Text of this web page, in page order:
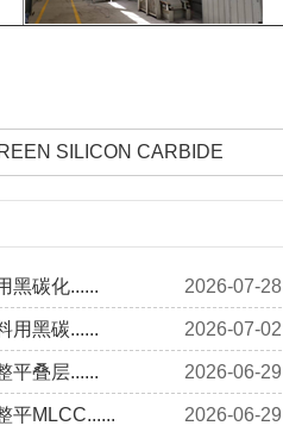
SILICON CARBIDE
2026-07-28
黑碳化......
2026-07-02
用黑碳......
2026-06-29
平叠层......
2026-06-29
平MLCC......